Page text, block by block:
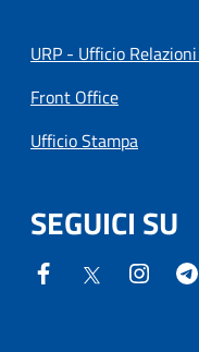
URP - Ufficio
Front Office
Ufficio Stampa
SEGUICI SU